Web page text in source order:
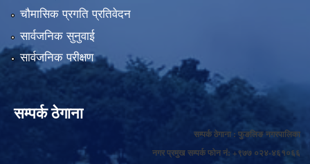
चौमासिक प्रगति प्रतिवेदन
सार्वजनिक सुनुवाई
सार्वजनिक परीक्षण
सम्पर्क ठेगाना
सम्पर्क ठेगाना : फुङलिङ नगरपालिका
नगर प्रमुख सम्पर्क फोन नं: +९७७ ०२४-४६१०६६